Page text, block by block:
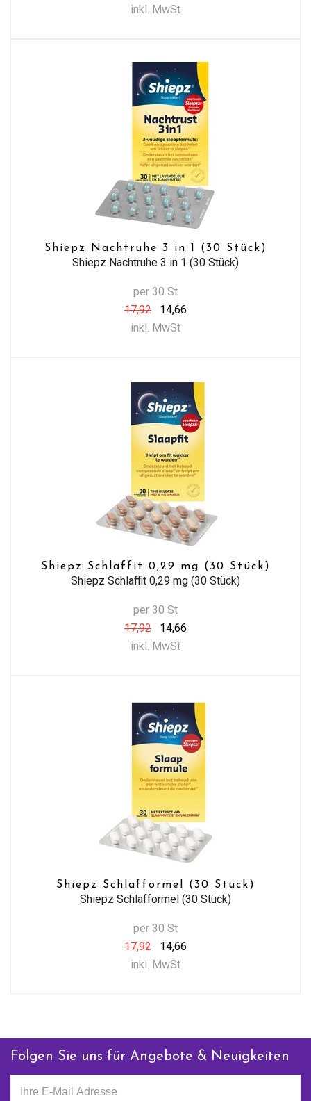
inkl. MwSt
Shiepz Nachtruhe 3 in 1 (30 Stück)
Shiepz Nachtruhe 3 in 1 (30 Stück)
per 30 St
17,92
14,66
inkl. MwSt
Shiepz Schlaffit 0,29 mg (30 Stück)
Shiepz Schlaffit 0,29 mg (30 Stück)
per 30 St
17,92
14,66
inkl. MwSt
Shiepz Schlafformel (30 Stück)
Shiepz Schlafformel (30 Stück)
per 30 St
17,92
14,66
inkl. MwSt
Folgen Sie uns für Angebote & Neuigkeiten